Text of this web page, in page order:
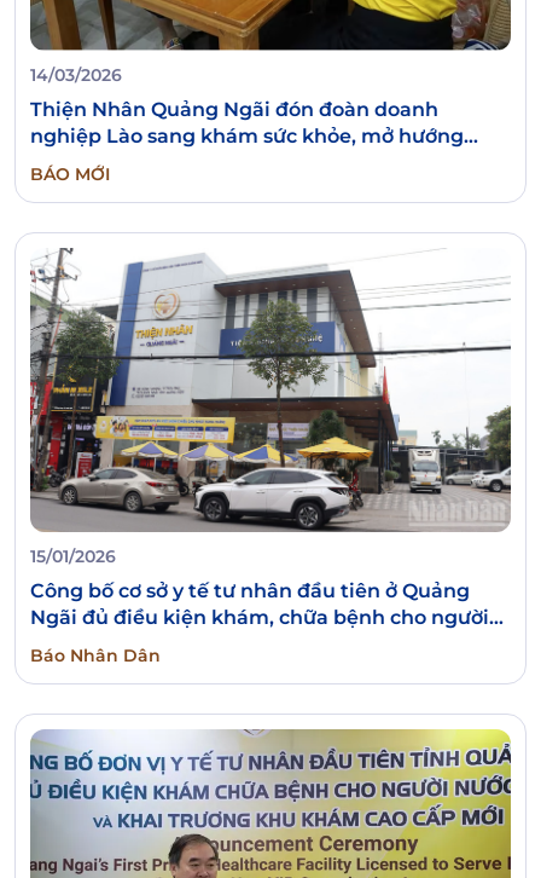
14/03/2026
Thiện Nhân Quảng Ngãi đón đoàn doanh
nghiệp Lào sang khám sức khỏe, mở hướng
phát triển du lịch y tế
BÁO MỚI
15/01/2026
Công bố cơ sở y tế tư nhân đầu tiên ở Quảng
Ngãi đủ điều kiện khám, chữa bệnh cho người
nước ngoài
Báo Nhân Dân